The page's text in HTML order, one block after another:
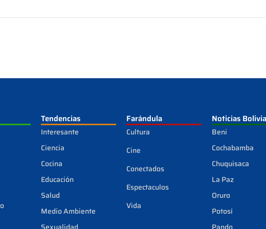
Tendencias
Interesante
Ciencia
Cocina
Educación
Salud
Medio Ambiente
Sexualidad
Farándula
Cultura
Cine
Conectados
Espectaculos
Vida
Noticias Bolivia
Beni
Cochabamba
Chuquisaca
La Paz
Oruro
Potosí
Pando